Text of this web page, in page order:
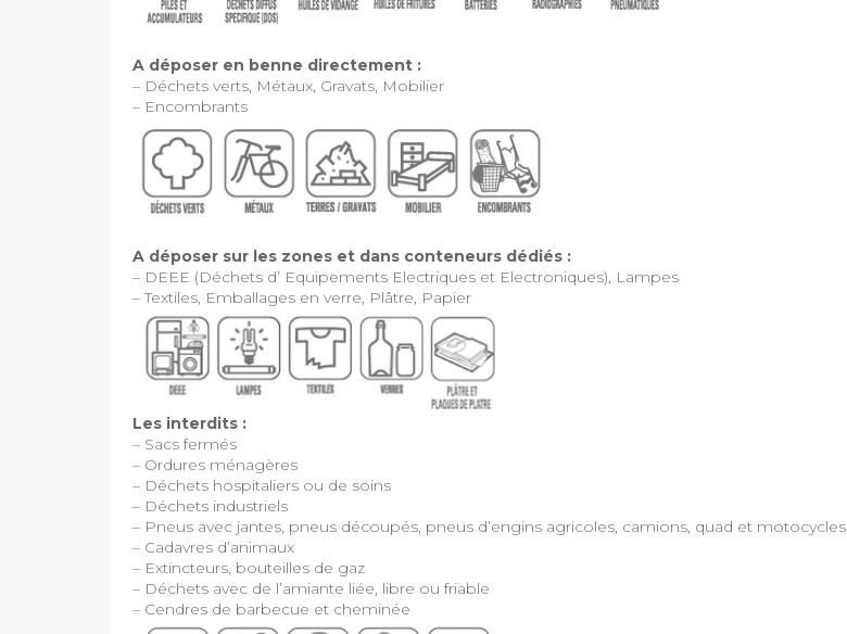
A déposer en benne directement :
– Déchets verts, Métaux, Gravats, Mobilier
– Encombrants
A déposer sur les zones et dans conteneurs dédiés :
– DEEE (Déchets d’ Equipements Electriques et Electroniques), Lampes
– Textiles, Emballages en verre, Plâtre, Papier
Les interdits :
– Sacs fermés
– Ordures ménagères
– Déchets hospitaliers ou de soins
– Déchets industriels
– Pneus avec jantes, pneus découpés, pneus d’engins agricoles, camions, quad et motocycles
– Cadavres d’animaux
– Extincteurs, bouteilles de gaz
– Déchets avec de l’amiante liée, libre ou friable
– Cendres de barbecue et cheminée